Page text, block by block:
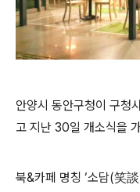
안양시 동안구청이 구청
고 지난 30일 개소식을
북&카페 명칭 ‘소담(笑